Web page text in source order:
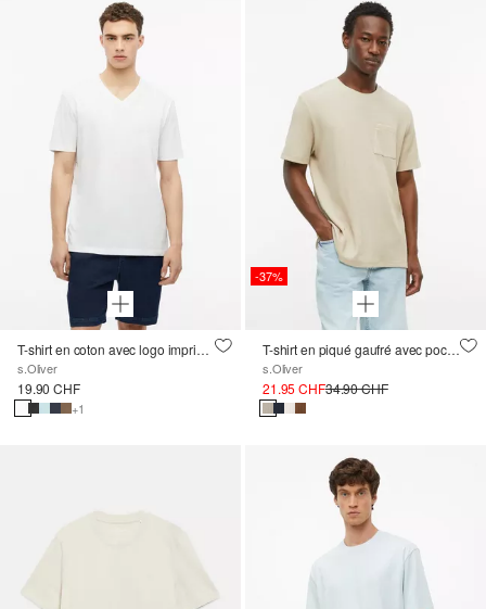
T-shirt en coton avec logo imprimé et col en V
s.Oliver
19.90 CHF
+1
-37%
T-shirt en piqué gaufré avec poche poitrine
s.Oliver
21.95 CHF34.90 CHF